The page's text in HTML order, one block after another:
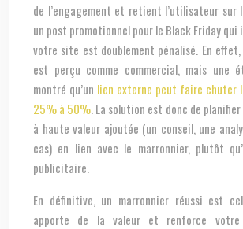
de l’engagement et retient l’utilisateur sur
un post promotionnel pour le Black Friday
votre site est doublement pénalisé. En
est perçu comme commercial, mais une
montré qu’un lien externe peut faire chuter
25% à 50% . La solution est donc de
à haute valeur ajoutée (un conseil, une
cas) en lien avec le marronnier, plutôt
publicitaire.
En définitive, un marronnier réussi est
apporte de la valeur et renforce votre